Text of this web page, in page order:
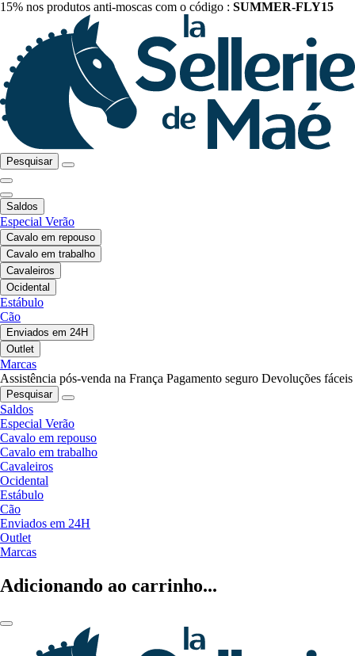
15% nos produtos anti-moscas com o código : SUMMER-FLY15
Pesquisar
Saldos
Especial Verão
Cavalo em repouso
Cavalo em trabalho
Cavaleiros
Ocidental
Estábulo
Cão
Enviados em 24H
Outlet
Marcas
Assistência pós-venda na França Pagamento seguro Devoluções fáceis
Pesquisar
Saldos
Especial Verão
Cavalo em repouso
Cavalo em trabalho
Cavaleiros
Ocidental
Estábulo
Cão
Enviados em 24H
Outlet
Marcas
Adicionando ao carrinho...